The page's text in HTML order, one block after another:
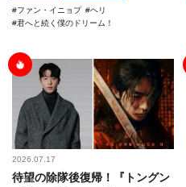
ファン・イニョプ
ヘリ
君へと続く僕のドリーム！
2026.07.17
待望の除隊後復帰！『トングン